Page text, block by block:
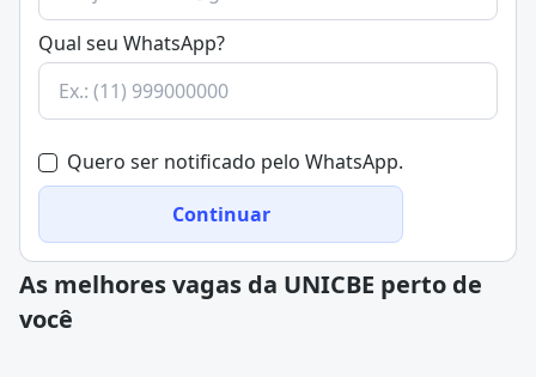
Qual seu WhatsApp?
Quero ser notificado pelo WhatsApp.
Continuar
As melhores vagas da UNICBE perto de
você